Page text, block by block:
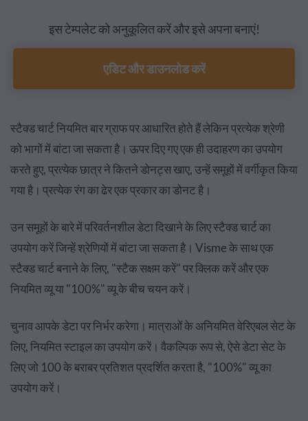
इस टेम्पलेट को अनुकूलित करें और इसे अपना बनाएं!
एडिट और डाउनलोड करें
स्टैक्ड चार्ट नियमित बार ग्राफ पर आधारित होते हैं लेकिन प्रत्येक श्रेणी
को भागों में बांटा जा सकता है। ऊपर दिए गए एक ही उदाहरण का उपयोग
करते हुए, प्रत्येक छात्र ने कितने डोनट्स खाए, उन्हें समूहों में वर्गीकृत किया
गया है। प्रत्येक रंग का ढेर एक प्रकार का डोनट है।
उन समूहों के बारे में परिवर्तनशील डेटा दिखाने के लिए स्टैक्ड चार्ट का
उपयोग करें जिन्हें श्रेणियों में बांटा जा सकता है। Visme के साथ एक
स्टैक्ड चार्ट बनाने के लिए, "स्टैक सक्षम करें" पर क्लिक करें और एक
नियमित व्यू या "100%" व्यू के बीच चयन करें।
चुनाव आपके डेटा पर निर्भर करेगा। मात्राओं के अनियमित वेरिएबल सेट के
लिए, नियमित स्टाइल का उपयोग करें। वैकल्पिक रूप से, ऐसे डेटा सेट के
लिए जो 100 के बराबर प्रतिशत प्रदर्शित करता है, "100%" व्यू का
उपयोग करें।